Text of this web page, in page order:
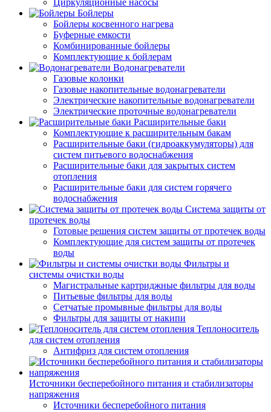
Циркуляционные насосы
Бойлеры
Бойлеры косвенного нагрева
Буферные емкости
Комбинированные бойлеры
Комплектующие к бойлерам
Водонагреватели
Газовые колонки
Газовые накопительные водонагреватели
Электрические накопительные водонагреватели
Электрические проточные водонагреватели
Расширительные баки
Комплектующие к расширительным бакам
Расширительные баки (гидроаккумуляторы) для
систем питьевого водоснабжения
Расширительные баки для закрытых систем
отопления
Расширительные баки для систем горячего
водоснабжения
Система защиты от
протечек воды
Готовые решения систем защиты от протечек воды
Комплектующие для систем защиты от протечек
воды
Фильтры и
системы очистки воды
Магистральные картриджные фильтры для воды
Питьевые фильтры для воды
Сетчатые промывные фильтры для воды
Фильтры для защиты от накипи
Теплоноситель
для систем отопления
Антифриз для систем отопления
Источники бесперебойного питания и стабилизаторы
напряжения
Источники бесперебойного питания